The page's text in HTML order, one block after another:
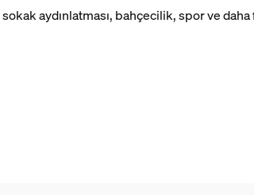
aydınlatması, bahçecilik, spor ve